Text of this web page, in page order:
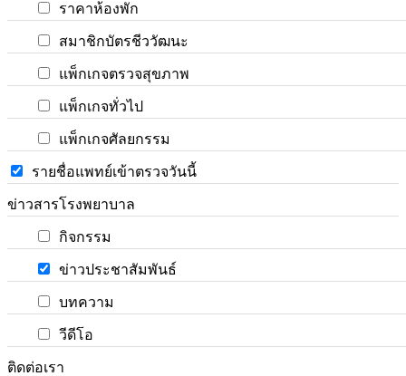
ราคาห้องพัก
สมาชิกบัตรชีววัฒนะ
แพ็กเกจตรวจสุขภาพ
แพ็กเกจทั่วไป
แพ็กเกจศัลยกรรม
รายชื่อแพทย์เข้าตรวจวันนี้
ข่าวสารโรงพยาบาล
กิจกรรม
ข่าวประชาสัมพันธ์
บทความ
วีดีโอ
ติดต่อเรา